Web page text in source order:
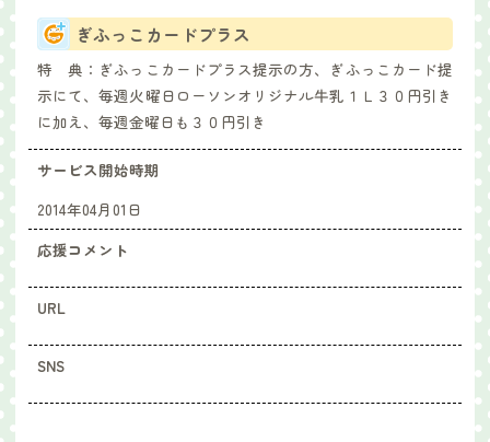
ぎふっこカードプラス
特 典： ぎふっこカードプラス提示の方、ぎふっこカード提
示にて、毎週火曜日ローソンオリジナル牛乳１Ｌ３０円引き
に加え、毎週金曜日も３０円引き
サービス開始時期
2014年04月01日
応援コメント
URL
SNS